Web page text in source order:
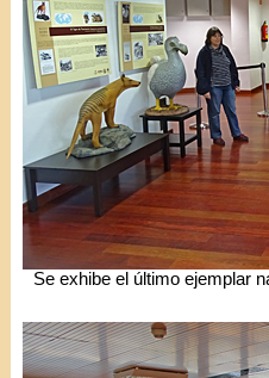
Se exhibe el último ejemplar